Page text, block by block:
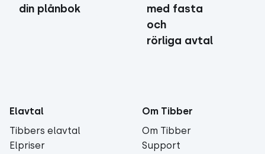
din plånbok
med fasta
och
rörliga avtal
Elavtal
Tibbers elavtal
Elpriser
Om Tibber
Om Tibber
Support